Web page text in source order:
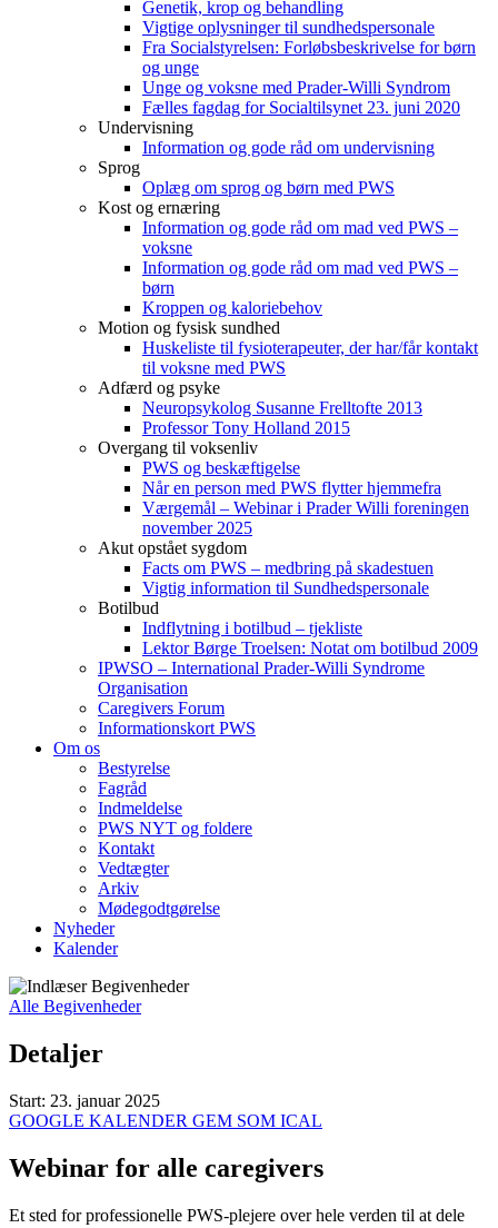
Genetik, krop og behandling
Vigtige oplysninger til sundhedspersonale
Fra Socialstyrelsen: Forløbsbeskrivelse for børn
og unge
Unge og voksne med Prader-Willi Syndrom
Fælles fagdag for Socialtilsynet 23. juni 2020
Undervisning
Information og gode råd om undervisning
Sprog
Oplæg om sprog og børn med PWS
Kost og ernæring
Information og gode råd om mad ved PWS –
voksne
Information og gode råd om mad ved PWS –
børn
Kroppen og kaloriebehov
Motion og fysisk sundhed
Huskeliste til fysioterapeuter, der har/får kontakt
til voksne med PWS
Adfærd og psyke
Neuropsykolog Susanne Frelltofte 2013
Professor Tony Holland 2015
Overgang til voksenliv
PWS og beskæftigelse
Når en person med PWS flytter hjemmefra
Værgemål – Webinar i Prader Willi foreningen
november 2025
Akut opstået sygdom
Facts om PWS – medbring på skadestuen
Vigtig information til Sundhedspersonale
Botilbud
Indflytning i botilbud – tjekliste
Lektor Børge Troelsen: Notat om botilbud 2009
IPWSO – International Prader-Willi Syndrome
Organisation
Caregivers Forum
Informationskort PWS
Om os
Bestyrelse
Fagråd
Indmeldelse
PWS NYT og foldere
Kontakt
Vedtægter
Arkiv
Mødegodtgørelse
Nyheder
Kalender
Alle Begivenheder
Detaljer
Start: 23. januar 2025
GOOGLE KALENDER GEM SOM ICAL
Webinar for alle caregivers
Et sted for professionelle PWS-plejere over hele verden til at dele